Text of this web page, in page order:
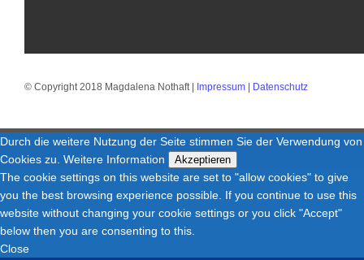
© Copyright 2018 Magdalena Nothaft | Impressum Datenschutz
Durch die weitere Nutzung der Seite stimmen Sie der Verwendung von
Cookies zu. Weitere Information Akzeptieren
The cookie settings on this website are set to "allow cookies" to give
you the best browsing experience possible. If you continue to use this
website without changing your cookie settings or you click "Accept"
below then you are consenting to this.
Close